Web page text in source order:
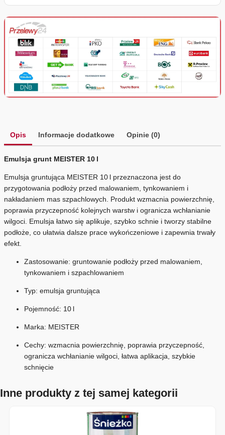
Opis Informacje dodatkowe Opinie (0)
Emulsja grunt MEISTER 10 l
Emulsja gruntująca MEISTER 10 l przeznaczona jest do
przygotowania podłoży przed malowaniem, tynkowaniem i
nakładaniem mas szpachlowych. Produkt wzmacnia powierzchnię,
poprawia przyczepność kolejnych warstw i ogranicza wchłanianie
wilgoci. Emulsja łatwo się aplikuje, szybko schnie i tworzy stabilne
podłoże, co ułatwia dalsze prace wykończeniowe i zapewnia trwały
efekt.
Zastosowanie: gruntowanie podłoży przed malowaniem,
tynkowaniem i szpachlowaniem
Typ: emulsja gruntująca
Pojemność: 10 l
Marka: MEISTER
Cechy: wzmacnia powierzchnię, poprawia przyczepność,
ogranicza wchłanianie wilgoci, łatwa aplikacja, szybkie
schnięcie
Inne produkty z tej samej kategorii